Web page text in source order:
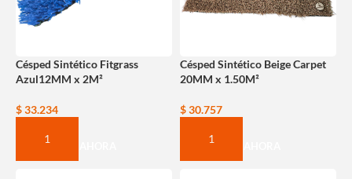
Césped Sintético Fitgrass
Azul12MM x 2M²
$33.234
COMPRAR AHORA
Césped Sintético Beige Carpet
20MM x 1.50M²
$30.757
COMPRAR AHORA